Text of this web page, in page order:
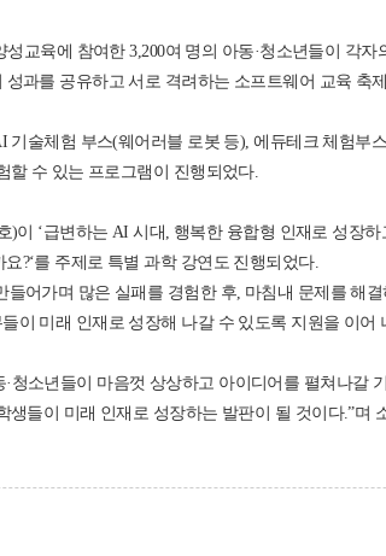
성교육에 참여한 3,200여 명의 아동·청소년들이
과를 공유하고 서로 격려하는 소프트웨어 교육 축
술체험 부스(웨어러블 로봇 등), 에듀테크 체험
할 수 있는 프로그램이 진행되었다.
이 ‘급변하는 AI 시대, 행복한 융합형 인재로 성장
?‘를 주제로 특별 과학 강연도 진행되었다.
어가며 많은 실패를 경험한 후, 마침내 문제를 해
이 미래 인재로 성장해 나갈 수 있도록 지원을 이어
소년들이 마음껏 상상하고 아이디어를 펼쳐나갈
들이 미래 인재로 성장하는 발판이 될 것이다.”며